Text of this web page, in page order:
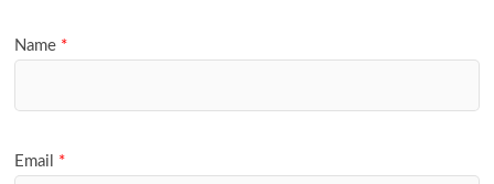
Name *
Email *